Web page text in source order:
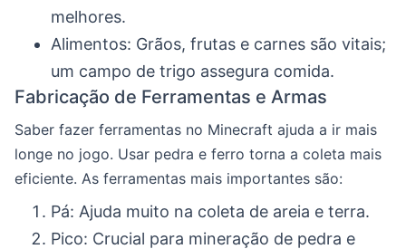
melhores.
Alimentos: Grãos, frutas e carnes são vitais;
um campo de trigo assegura comida.
Fabricação de Ferramentas e Armas
Saber fazer ferramentas no Minecraft ajuda a ir mais
longe no jogo. Usar pedra e ferro torna a coleta mais
eficiente. As ferramentas mais importantes são:
Pá: Ajuda muito na coleta de areia e terra.
Pico: Crucial para mineração de pedra e